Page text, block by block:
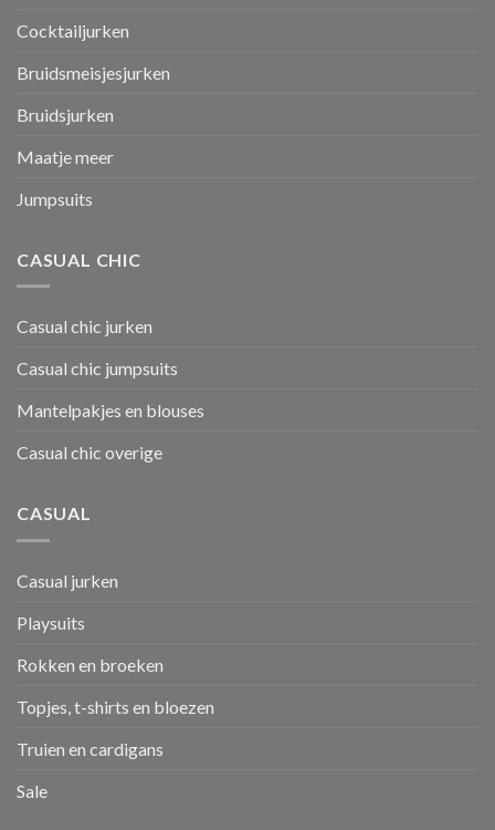
Cocktailjurken
Bruidsmeisjesjurken
Bruidsjurken
Maatje meer
Jumpsuits
CASUAL CHIC
Casual chic jurken
Casual chic jumpsuits
Mantelpakjes en blouses
Casual chic overige
CASUAL
Casual jurken
Playsuits
Rokken en broeken
Topjes, t-shirts en bloezen
Truien en cardigans
Sale